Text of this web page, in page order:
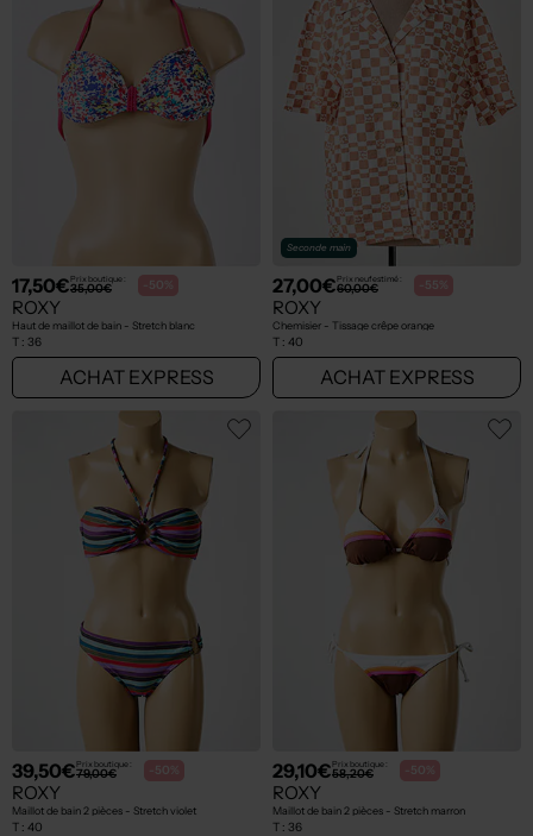
17,50€Prix boutique :
35,00€ -50%
ROXY
Haut de maillot de bain - Stretch blanc
T : 36
ACHAT EXPRESS
Seconde main
27,00€Prix neuf estimé :
60,00€ -55%
ROXY
Chemisier - Tissage crêpe orange
T : 40
ACHAT EXPRESS
39,50€Prix boutique :
79,00€ -50%
ROXY
Maillot de bain 2 pièces - Stretch violet
T : 40
29,10€Prix boutique :
58,20€ -50%
ROXY
Maillot de bain 2 pièces - Stretch marron
T : 36